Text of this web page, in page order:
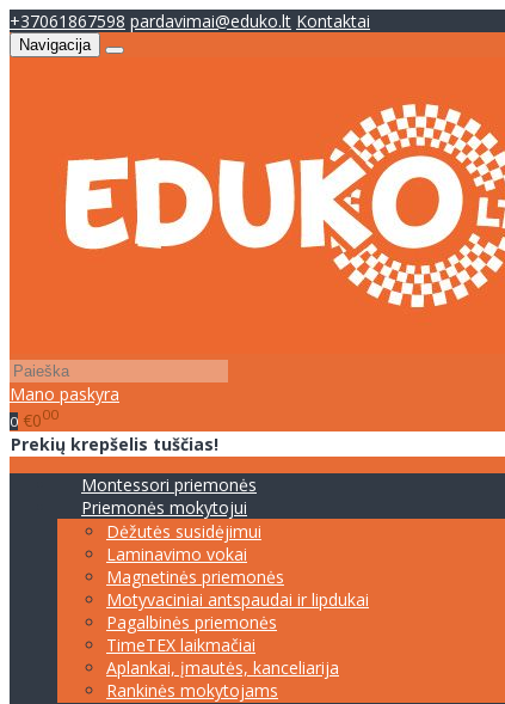
+37061867598 pardavimai@eduko.lt Kontaktai
Navigacija
Mano paskyra
0 €000
Prekių krepšelis tuščias!
Montessori priemonės
Priemonės mokytojui
Dėžutės susidėjimui
Laminavimo vokai
Magnetinės priemonės
Motyvaciniai antspaudai ir lipdukai
Pagalbinės priemonės
TimeTEX laikmačiai
Aplankai, įmautės, kanceliarija
Rankinės mokytojams